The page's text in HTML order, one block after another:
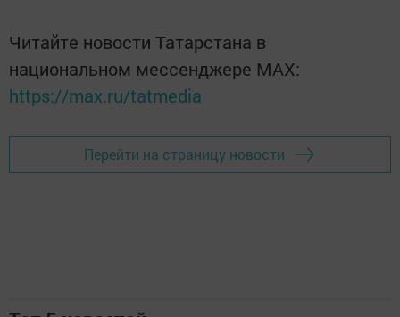
Читайте новости Татарстана в
национальном мессенджере MАХ:
https://max.ru/tatmedia
Перейти на страницу новости